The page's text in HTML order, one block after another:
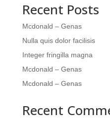
Recent Posts
Mcdonald – Genas
Nulla quis dolor facilisis
Integer fringilla magna
Mcdonald – Genas
Mcdonald – Genas
Recent